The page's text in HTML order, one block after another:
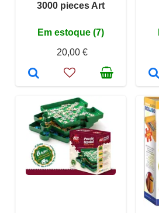
3000 pieces Art
Em estoque (7)
20,00 €